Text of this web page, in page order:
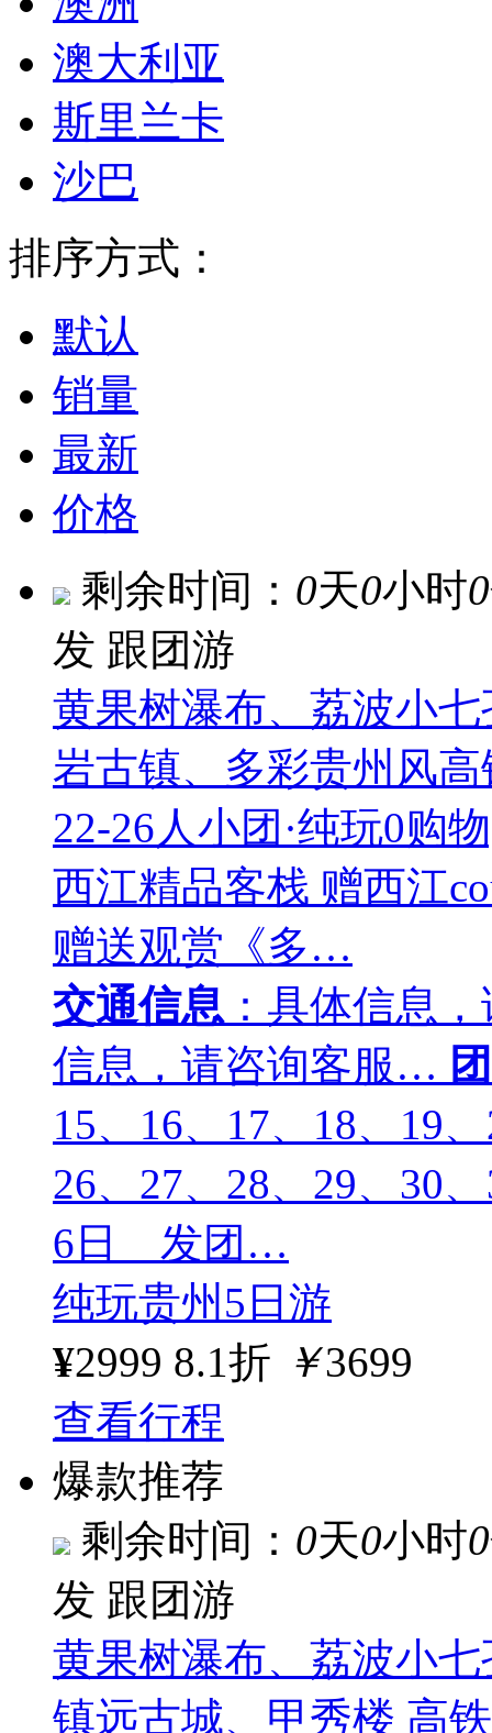
澳大利亚
斯里兰卡
沙巴
排序方式：
默认
销量
最新
价格
剩余时间： 0天0小时0
发 跟团游
黄果树瀑布、荔波小
岩古镇、多彩贵州风
22-26人小团·纯玩0
西江精品客栈 赠西江
赠送观赏《多…
交通信息 ：具体信息
信息，请咨询客服…
15、16、17、18、19
26、27、28、29、30
6日 发团…
纯玩贵州5日游
¥2999 8.1折 ￥3699
查看行程
爆款推荐
剩余时间： 0天0小时0
发 跟团游
黄果树瀑布、荔波小
镇远古城、甲秀楼 高